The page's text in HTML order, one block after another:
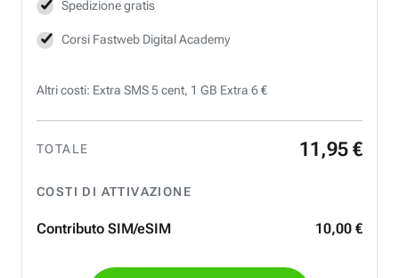
Spedizione gratis
Corsi Fastweb Digital Academy
Altri costi: Extra SMS 5 cent, 1 GB Extra 6 €
TOTALE 11 ,95 €
COSTI DI ATTIVAZIONE
Contributo SIM/eSIM 10,00 €